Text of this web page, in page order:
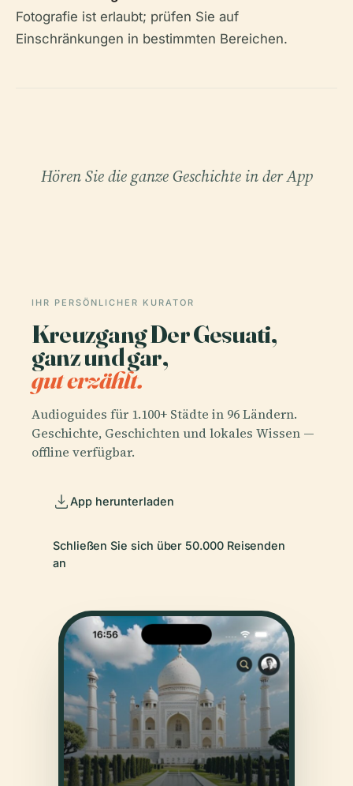
Fotografie ist erlaubt; prüfen Sie auf
Einschränkungen in bestimmten Bereichen.
Hören Sie die ganze Geschichte in der App
IHR PERSÖNLICHER KURATOR
Kreuzgang Der Gesuati,
ganz und gar,
gut erzählt.
Audioguides für 1.100+ Städte in 96 Ländern.
Geschichte, Geschichten und lokales Wissen —
offline verfügbar.
App herunterladen
Schließen Sie sich über 50.000 Reisenden
an